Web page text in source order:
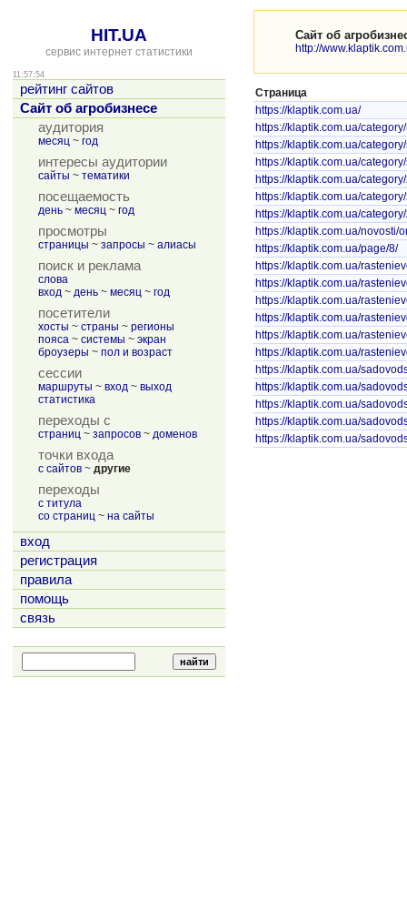
HIT.UA
сервис интернет статистики
11:57:54
рейтинг сайтов
Сайт об агробизнесе
аудитория
месяц ~ год
интересы аудитории
сайты ~ тематики
посещаемость
день ~ месяц ~ год
просмотры
страницы ~ запросы ~ алиасы
поиск и реклама
слова
вход ~ день ~ месяц ~ год
посетители
хосты ~ страны ~ регионы
пояса ~ системы ~ экран
броузеры ~ пол и возраст
сессии
маршруты ~ вход ~ выход
статистика
переходы с
страниц ~ запросов ~ доменов
точки входа
с сайтов ~ другие
переходы
с титула
со страниц ~ на сайты
вход
регистрация
правила
помощь
связь
Сайт об
http://
Страница
https://klaptik.com.ua/
https://klaptik.com.ua/
https://klaptik.com.ua/
https://klaptik.com.ua/
https://klaptik.com.ua/
https://klaptik.com.ua/
https://klaptik.com.ua/
https://klaptik.com.ua/novosti/
https://klaptik.com.ua/page/8/
https://klaptik.com.ua/
https://klaptik.com.ua/
https://klaptik.com.ua/
https://klaptik.com.ua/
https://klaptik.com.ua/
https://klaptik.com.ua/
https://klaptik.com.ua/
https://klaptik.com.ua/
https://klaptik.com.ua/
https://klaptik.com.ua/
https://klaptik.com.ua/